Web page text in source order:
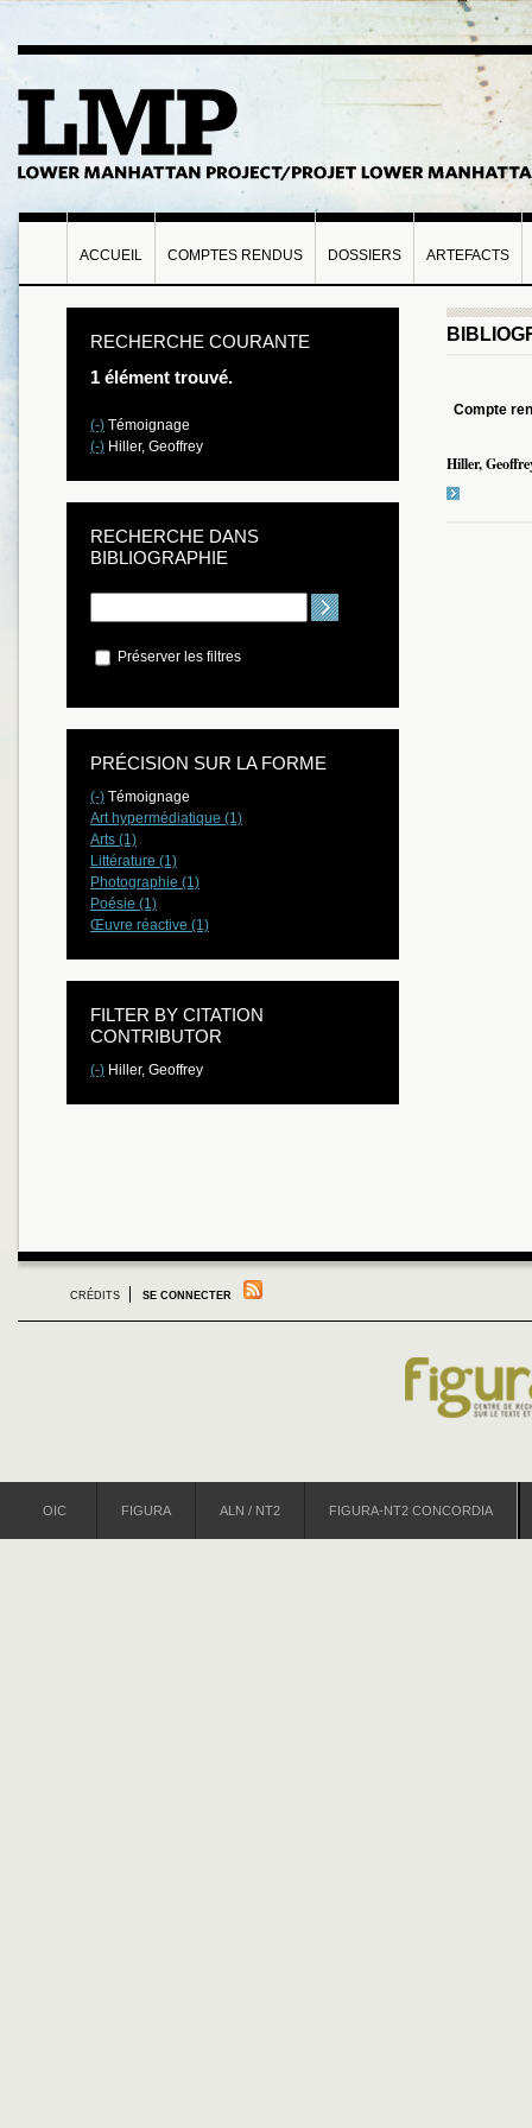
ACCUEIL COMPTES RENDUS DOSSIERS ARTEFACTS
Compte
Hiller,
RECHERCHE COURANTE
1 élément trouvé.
(-) Témoignage
(-) Hiller, Geoffrey
RECHERCHE DANS
BIBLIOGRAPHIE
Préserver les filtres
PRÉCISION SUR LA FORME
(-) Témoignage
Art hypermédiatique (1)
Arts (1)
Littérature (1)
Photographie (1)
Poésie (1)
Œuvre réactive (1)
FILTER BY CITATION
CONTRIBUTOR
(-) Hiller, Geoffrey
CRÉDITS SE CONNECTER
OIC FIGURA ALN / NT2 FIGURA-NT2 CONCORDIA